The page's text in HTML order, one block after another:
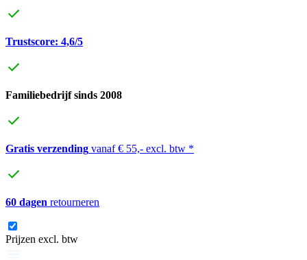
Trustscore: 4,6/5
Familiebedrijf sinds 2008
Gratis verzending vanaf € 55,- excl. btw *
60 dagen retourneren
Prijzen excl. btw